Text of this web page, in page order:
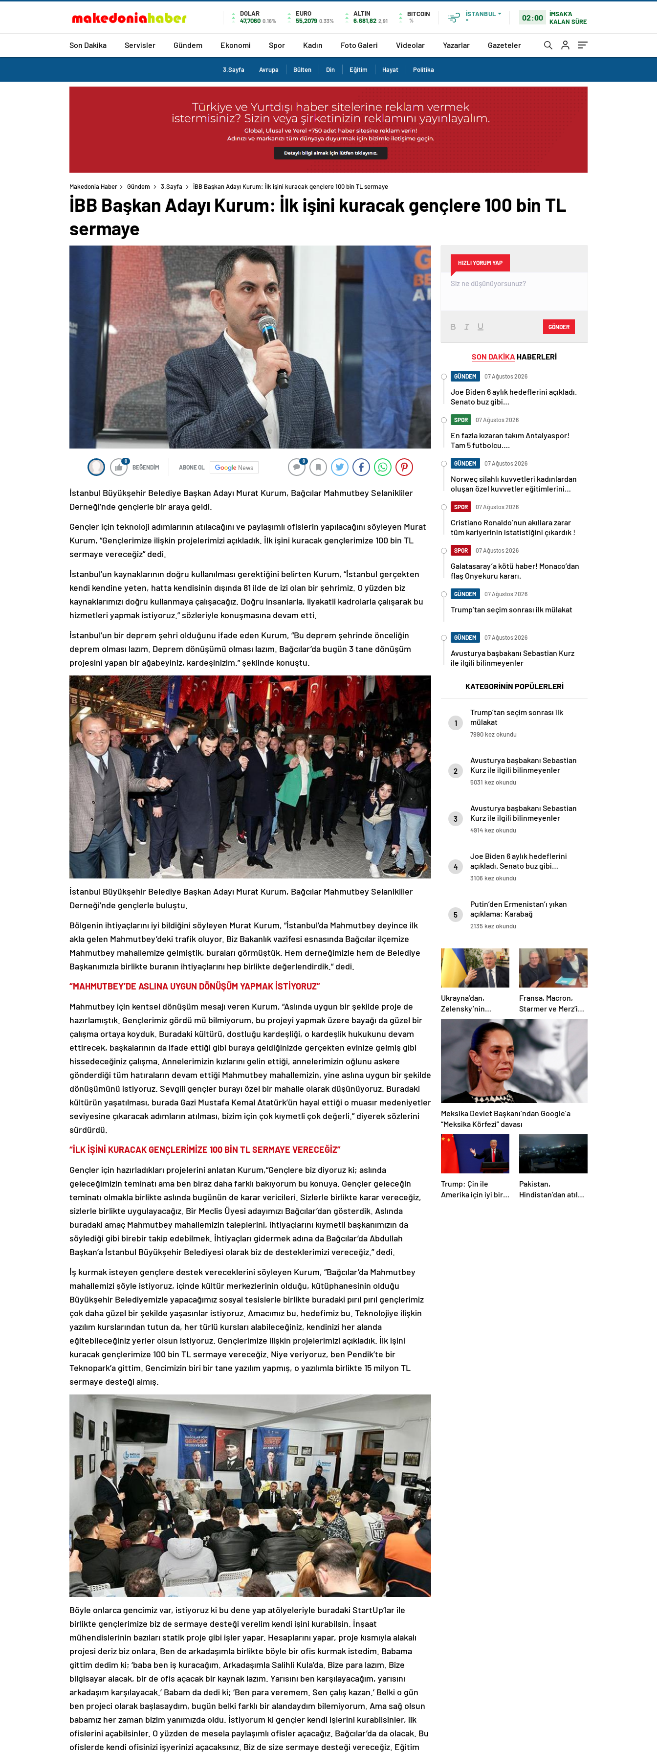
DOLAR
47,7060 0.16%
EURO
55,2079 0.33%
ALTIN
6.681,82 2,91
BITCOIN
%
İSTANBUL
°
02:00
İMSAK'A
KALAN SÜRE
Son Dakika Servisler Gündem Ekonomi Spor Kadın Foto Galeri Videolar Yazarlar Gazeteler
3.Sayfa Avrupa Bülten Din Eğitim Hayat Politika
Makedonia Haber Gündem 3.Sayfa İBB Başkan Adayı Kurum: İlk işini kuracak gençlere 100 bin TL sermaye
İBB Başkan Adayı Kurum: İlk işini kuracak gençlere 100 bin TL
sermaye
0
BEĞENDİM ABONE OL News
0
İstanbul Büyükşehir Belediye Başkan Adayı Murat Kurum, Bağcılar Mahmutbey Selanikliler
Derneği’nde gençlerle bir araya geldi.
Gençler için teknoloji adımlarının atılacağını ve paylaşımlı ofislerin yapılacağını söyleyen Murat
Kurum, “Gençlerimize ilişkin projelerimizi açıkladık. İlk işini kuracak gençlerimize 100 bin TL
sermaye vereceğiz” dedi.
İstanbul’un kaynaklarının doğru kullanılması gerektiğini belirten Kurum, “İstanbul gerçekten
kendi kendine yeten, hatta kendisinin dışında 81 ilde de izi olan bir şehrimiz. O yüzden biz
kaynaklarımızı doğru kullanmaya çalışacağız. Doğru insanlarla, liyakatli kadrolarla çalışarak bu
hizmetleri yapmak istiyoruz.” sözleriyle konuşmasına devam etti.
İstanbul’un bir deprem şehri olduğunu ifade eden Kurum, “Bu deprem şehrinde önceliğin
deprem olması lazım. Deprem dönüşümü olması lazım. Bağcılar’da bugün 3 tane dönüşüm
projesini yapan bir ağabeyiniz, kardeşinizim.” şeklinde konuştu.
İstanbul Büyükşehir Belediye Başkan Adayı Murat Kurum, Bağcılar Mahmutbey Selanikliler
Derneği’nde gençlerle buluştu.
Bölgenin ihtiyaçlarını iyi bildiğini söyleyen Murat Kurum, “İstanbul’da Mahmutbey deyince ilk
akla gelen Mahmutbey’deki trafik oluyor. Biz Bakanlık vazifesi esnasında Bağcılar ilçemize
Mahmutbey mahallemize gelmiştik, buraları görmüştük. Hem derneğimizle hem de Belediye
Başkanımızla birlikte buranın ihtiyaçlarını hep birlikte değerlendirdik.“ dedi.
“MAHMUTBEY’DE ASLINA UYGUN DÖNÜŞÜM YAPMAK İSTİYORUZ”
Mahmutbey için kentsel dönüşüm mesajı veren Kurum, “Aslında uygun bir şekilde proje de
hazırlamıştık. Gençlerimiz gördü mü bilmiyorum, bu projeyi yapmak üzere bayağı da güzel bir
çalışma ortaya koyduk. Buradaki kültürü, dostluğu kardeşliği, o kardeşlik hukukunu devam
ettirecek, başkalarının da ifade ettiği gibi buraya geldiğinizde gerçekten evinize gelmiş gibi
hissedeceğiniz çalışma. Annelerimizin kızlarını gelin ettiği, annelerimizin oğlunu askere
gönderdiği tüm hatıraların devam ettiği Mahmutbey mahallemizin, yine aslına uygun bir şekilde
dönüşümünü istiyoruz. Sevgili gençler burayı özel bir mahalle olarak düşünüyoruz. Buradaki
kültürün yaşatılması, burada Gazi Mustafa Kemal Atatürk’ün hayal ettiği o muasır medeniyetler
seviyesine çıkaracak adımların atılması, bizim için çok kıymetli çok değerli.” diyerek sözlerini
sürdürdü.
“İLK İŞİNİ KURACAK GENÇLERİMİZE 100 BİN TL SERMAYE VERECEĞİZ”
Gençler için hazırladıkları projelerini anlatan Kurum,“Gençlere biz diyoruz ki; aslında
geleceğimizin teminatı ama ben biraz daha farklı bakıyorum bu konuya. Gençler geleceğin
teminatı olmakla birlikte aslında bugünün de karar vericileri. Sizlerle birlikte karar vereceğiz,
sizlerle birlikte uygulayacağız. Bir Meclis Üyesi adayımızı Bağcılar’dan gösterdik. Aslında
buradaki amaç Mahmutbey mahallemizin taleplerini, ihtiyaçlarını kıymetli başkanımızın da
söylediği gibi birebir takip edebilmek. İhtiyaçları gidermek adına da Bağcılar’da Abdullah
Başkan’a İstanbul Büyükşehir Belediyesi olarak biz de desteklerimizi vereceğiz.” dedi.
İş kurmak isteyen gençlere destek vereceklerini söyleyen Kurum, “Bağcılar’da Mahmutbey
mahallemizi şöyle istiyoruz, içinde kültür merkezlerinin olduğu, kütüphanesinin olduğu
Büyükşehir Belediyemizle yapacağımız sosyal tesislerle birlikte buradaki pırıl pırıl gençlerimiz
çok daha güzel bir şekilde yaşasınlar istiyoruz. Amacımız bu, hedefimiz bu. Teknolojiye ilişkin
yazılım kurslarından tutun da, her türlü kursları alabileceğiniz, kendinizi her alanda
eğitebileceğiniz yerler olsun istiyoruz. Gençlerimize ilişkin projelerimizi açıkladık. İlk işini
kuracak gençlerimize 100 bin TL sermaye vereceğiz. Niye veriyoruz, ben Pendik’te bir
Teknopark’a gittim. Gencimizin biri bir tane yazılım yapmış, o yazılımla birlikte 15 milyon TL
sermaye desteği almış.
Böyle onlarca gencimiz var, istiyoruz ki bu dene yap atölyeleriyle buradaki StartUp’lar ile
birlikte gençlerimize biz de sermaye desteği verelim kendi işini kurabilsin. İnşaat
mühendislerinin bazıları statik proje gibi işler yapar. Hesaplarını yapar, proje kısmıyla alakalı
projesi deriz biz onlara. Ben de arkadaşımla birlikte böyle bir ofis kurmak istedim. Babama
gittim dedim ki; ‘baba ben iş kuracağım. Arkadaşımla Salihli Kula’da. Bize para lazım. Bize
bilgisayar alacak, bir de ofis açacak bir kaynak lazım. Yarısını ben karşılayacağım, yarısını
arkadaşım karşılayacak.’ Babam da dedi ki; ‘Ben para veremem. Sen çalış kazan.’ Belki o gün
ben projeci olarak başlasaydım, bugün belki farklı bir alandaydım bilemiyorum. Ama sağ olsun
babamız her zaman bizim yanımızda oldu. İstiyorum ki gençler kendi işlerini kurabilsinler, ilk
ofislerini açabilsinler. O yüzden de mesela paylaşımlı ofisler açacağız. Bağcılar’da da olacak. Bu
ofislerde kendi ofisinizi işyerinizi açacaksınız. Biz de size sermaye desteği vereceğiz. Eğitim
HIZLI YORUM YAP
GÖNDER
SON DAKİKA HABERLERİ
GÜNDEM 07 Ağustos 2026
Joe Biden 6 aylık hedeflerini açıkladı.
Senato buz gibi…
SPOR 07 Ağustos 2026
En fazla kızaran takım Antalyaspor!
Tam 5 futbolcu….
GÜNDEM 07 Ağustos 2026
Norweç silahlı kuvvetleri kadınlardan
oluşan özel kuvvetler eğitimlerini
SPOR 07 Ağustos 2026
Cristiano Ronaldo’nun akıllara zarar
tüm kariyerinin istatistiğini çıkardık !
SPOR 07 Ağustos 2026
Galatasaray’a kötü haber! Monaco’dan
flaş Onyekuru kararı.
GÜNDEM 07 Ağustos 2026
Trump’tan seçim sonrası ilk mülakat
GÜNDEM 07 Ağustos 2026
Avusturya başbakanı Sebastian Kurz
ile ilgili bilinmeyenler
KATEGORİNİN POPÜLERLERİ
1
Trump’tan seçim sonrası ilk
mülakat
7990 kez okundu
2
Avusturya başbakanı Sebastian
Kurz ile ilgili bilinmeyenler
5031 kez okundu
3
Avusturya başbakanı Sebastian
Kurz ile ilgili bilinmeyenler
4914 kez okundu
4
Joe Biden 6 aylık hedeflerini
açıkladı. Senato buz gibi…
3106 kez okundu
5
Putin’den Ermenistan’ı yıkan
açıklama: Karabağ
Azerbaycan’ın ayrılmaz bir
2135 kez okundu
Ukrayna’dan,
Zelensky’nin
Putin’le şahsen
görüşme talebine
ilişkin açıklama
Fransa, Macron,
Starmer ve Merz’in
kokain kullandığı
iddiasını yalanladı
Meksika Devlet Başkanı’ndan Google’a
“Meksika Körfezi” davası
Trump: Çin ile
Amerika için iyi bir
Pakistan,
Hindistan’dan atılan